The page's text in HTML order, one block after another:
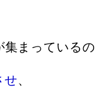
集まっているの
せ、